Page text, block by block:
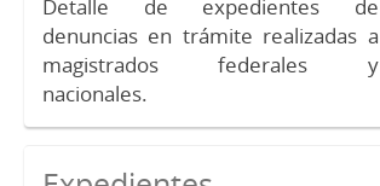
Detalle de expedientes de
denuncias en trámite realizadas a
magistrados federales y
nacionales.